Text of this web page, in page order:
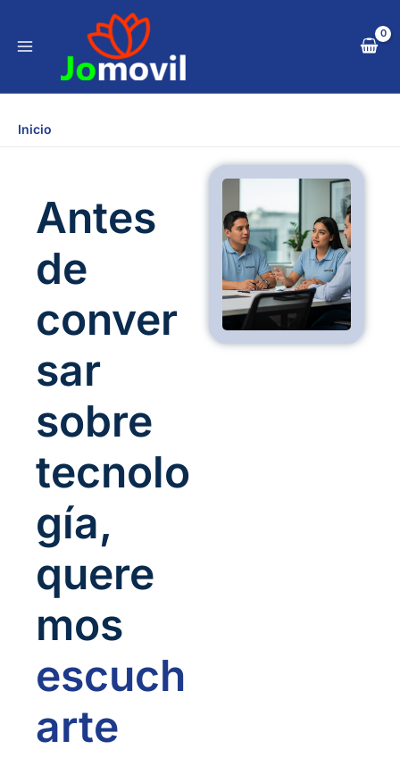
contenido
Inicio
Antes
de
conver
sar
sobre
tecnolo
gía,
quere
mos
escuch
arte